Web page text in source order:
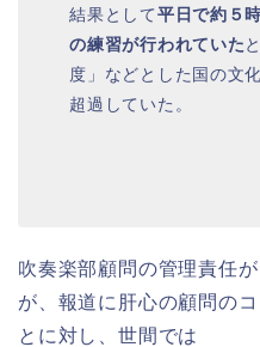
結果として平日で約５
の練習が行われていた
度」などとした国の文
超過していた。
吹奏楽部顧問の管理責任
が、報道に肝心の顧問の
とに対し、世間では